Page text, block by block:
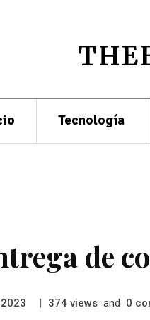
Tecnología
de
| 374 views and 0